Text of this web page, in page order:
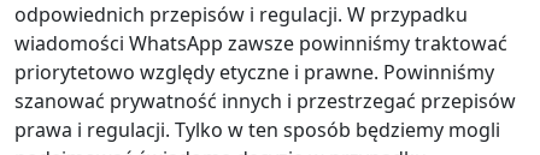
odpowiednich przepisów i regulacji. W przypadku
wiadomości WhatsApp zawsze powinniśmy traktować
priorytetowo względy etyczne i prawne. Powinniśmy
szanować prywatność innych i przestrzegać przepisów
prawa i regulacji. Tylko w ten sposób będziemy mogli